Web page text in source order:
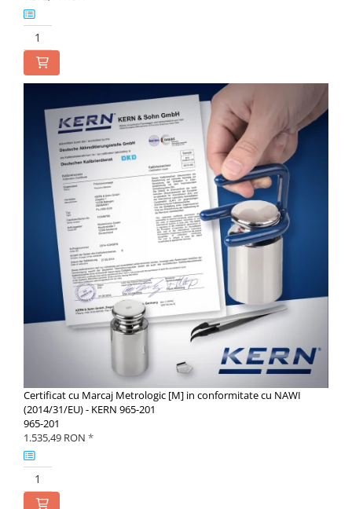
Carlige
Cleme
Convertor Analog-Digital
Cutie de jonctiune
Inele suport
Maner
Picioare ajustabile
Piese pentru compresiune
Piulite zimtate si hexagonale
Placa de montaj
Placi etalon
Set pentru compresiune
Set suruburi otel
Varf de impact
Adaptor camera microscop
Altele
Cap microscop
Carcase si genti
Cleme
Condensator microscop
Certificat cu Marcaj Metrologic [M] in conformitate cu NAWI
(2014/31/EU) - KERN 965-201
965-201
1.535,49 RON *